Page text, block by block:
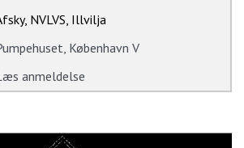
NVLVS, Illvilja
København V
anmeldelse